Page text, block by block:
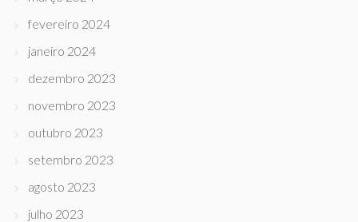
fevereiro 2024
janeiro 2024
dezembro 2023
novembro 2023
outubro 2023
setembro 2023
agosto 2023
julho 2023